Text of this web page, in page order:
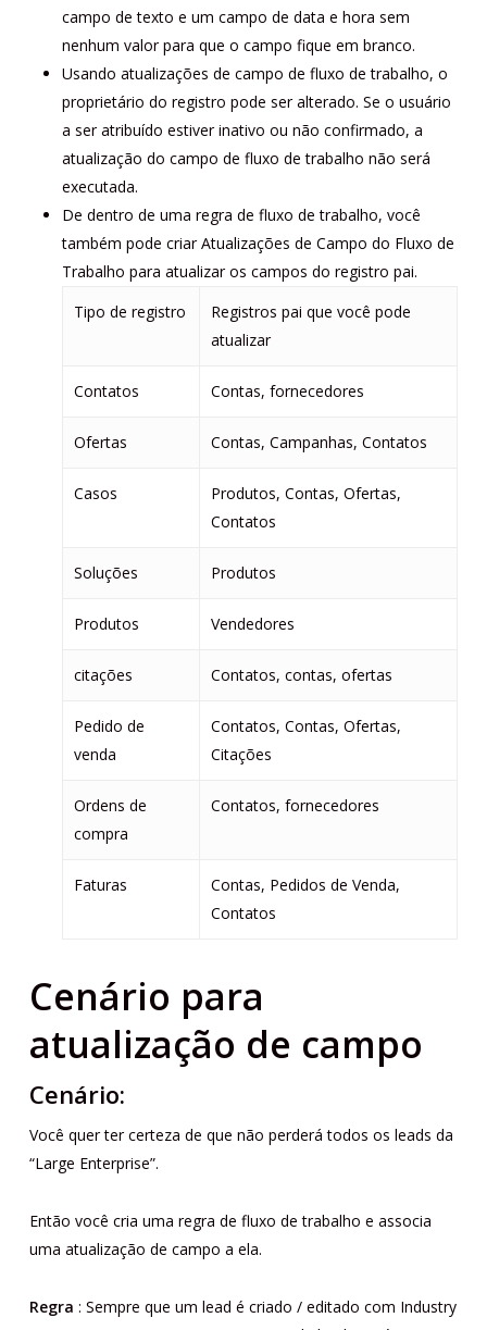
campo de texto e um campo de data e hora sem
nenhum valor para que o campo fique em branco.
Usando atualizações de campo de fluxo de trabalho, o
proprietário do registro pode ser alterado. Se o usuário
a ser atribuído estiver inativo ou não confirmado, a
atualização do campo de fluxo de trabalho não será
executada.
De dentro de uma regra de fluxo de trabalho, você
também pode criar Atualizações de Campo do Fluxo de
Trabalho para atualizar os campos do registro pai.
Tipo de registro
Registros pai que você pode
atualizar
Contatos Contas, fornecedores
Ofertas Contas, Campanhas, Contatos
Casos
Produtos, Contas, Ofertas,
Contatos
Soluções Produtos
Produtos Vendedores
citações Contatos, contas, ofertas
Pedido de
venda
Contatos, Contas, Ofertas,
Citações
Ordens de
compra
Contatos, fornecedores
Faturas
Contas, Pedidos de Venda,
Contatos
Cenário para
atualização de campo
Cenário:
Você quer ter certeza de que não perderá todos os leads da
“Large Enterprise”.
Então você cria uma regra de fluxo de trabalho e associa
uma atualização de campo a ela.
Regra : Sempre que um lead é criado / editado com Industry